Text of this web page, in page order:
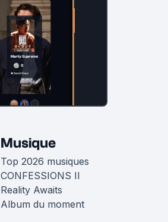
Musique
Top 2026 musiques
CONFESSIONS II
Reality Awaits
Album du moment